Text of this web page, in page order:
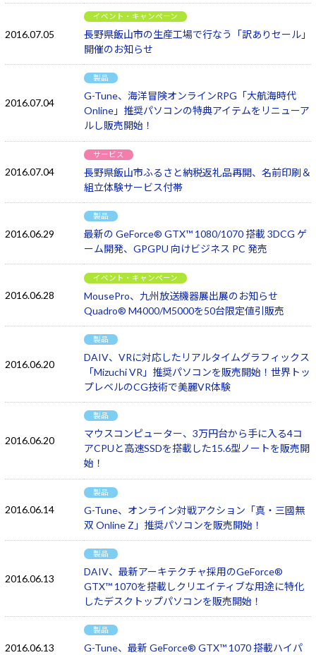
2016.07.05
イベント・キャンペーン
長野県飯山市の生産工場で行なう「訳ありセール」
開催のお知らせ
2016.07.04
製品
G-Tune、海洋冒険オンラインRPG「大航海時代
Online」推奨パソコンの特典アイテムをリニューア
ルし販売開始！
2016.07.04
サービス
長野県飯山市ふるさと納税返礼品再開、名前印刷＆
組立体験サービス付帯
2016.06.29
製品
最新の GeForce® GTX™ 1080/1070 搭載 3DCG ゲ
ーム開発、GPGPU 向けビジネス PC 発売
2016.06.28
イベント・キャンペーン
MousePro、九州放送機器展出展のお知らせ
Quadro® M4000/M5000を50台限定値引販売
2016.06.20
製品
DAIV、VRに対応したリアルタイムグラフィックス
「Mizuchi VR」推奨パソコンを販売開始！世界トッ
プレベルのCG技術で美麗VR体験
2016.06.20
製品
マウスコンピューター、3万円台から手に入る4コ
アCPUと高速SSDを搭載した15.6型ノートを販売開
始！
2016.06.14
製品
G-Tune、オンライン対戦アクション「真・三國無
双 Online Z」推奨パソコンを販売開始！
2016.06.13
製品
DAIV、最新アーキテクチャ採用のGeForce®
GTX™ 1070を搭載しクリエイティブな用途に特化
したデスクトップパソコンを販売開始！
2016.06.13
製品
G-Tune、最新 GeForce® GTX™ 1070 搭載ハイパ